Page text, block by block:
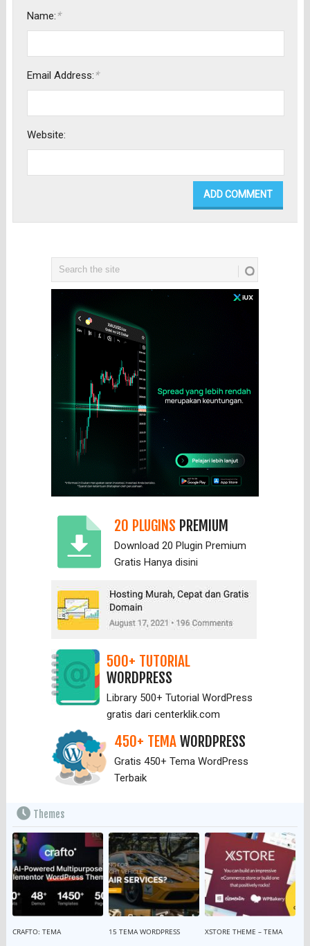
Name:*
Email Address:*
Website:
20 PLUGINS PREMIUM
Download 20 Plugin Premium
Gratis Hanya disini
500+ TUTORIAL
WORDPRESS
Library 500+ Tutorial WordPress
gratis dari centerklik.com
450+ TEMAWORDPRESS
Gratis 450+ Tema WordPress
Terbaik
Themes
CRAFTO: TEMA
15 TEMA WORDPRESS
XSTORE THEME – TEMA